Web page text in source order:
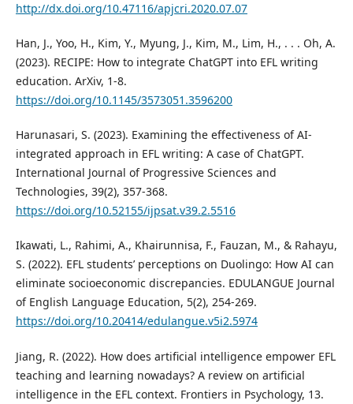
http://dx.doi.org/10.47116/apjcri.2020.07.07
Han, J., Yoo, H., Kim, Y., Myung, J., Kim, M., Lim, H., . . . Oh, A.
(2023). RECIPE: How to integrate ChatGPT into EFL writing
education. ArXiv, 1-8.
https://doi.org/10.1145/3573051.3596200
Harunasari, S. (2023). Examining the effectiveness of AI-
integrated approach in EFL writing: A case of ChatGPT.
International Journal of Progressive Sciences and
Technologies, 39(2), 357-368.
https://doi.org/10.52155/ijpsat.v39.2.5516
Ikawati, L., Rahimi, A., Khairunnisa, F., Fauzan, M., & Rahayu,
S. (2022). EFL students’ perceptions on Duolingo: How AI can
eliminate socioeconomic discrepancies. EDULANGUE Journal
of English Language Education, 5(2), 254-269.
https://doi.org/10.20414/edulangue.v5i2.5974
Jiang, R. (2022). How does artificial intelligence empower EFL
teaching and learning nowadays? A review on artificial
intelligence in the EFL context. Frontiers in Psychology, 13.